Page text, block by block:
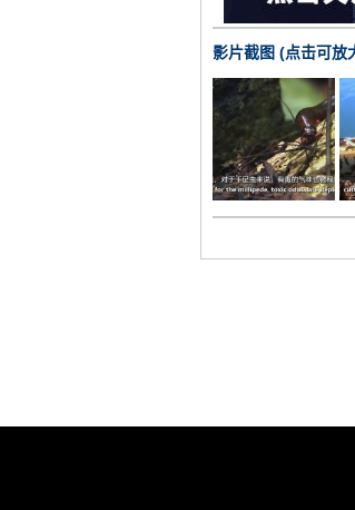
影片截图 (点击可放